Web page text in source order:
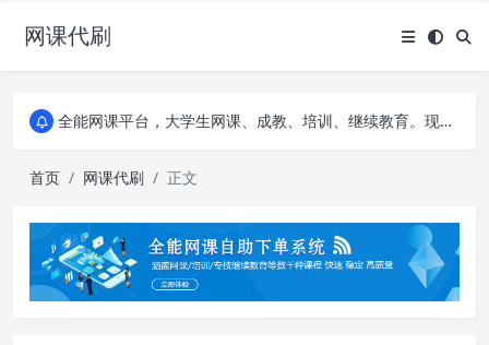
网课代刷
AI论文写作平台，根据真实文献内容生成论文
全能网课平台，大学生网课、成教、培训、继续教育。现已接入代刷代考项目3000+
全能网课平台，大学生网课、成教、培训、继续教育。现已接入代刷代考项目3000+
首页 网课代刷 正文